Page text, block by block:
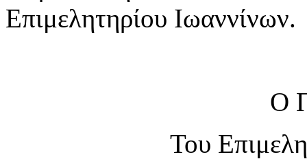
Επιμελητηρίου Ιωαννίνων.
Ο
Του